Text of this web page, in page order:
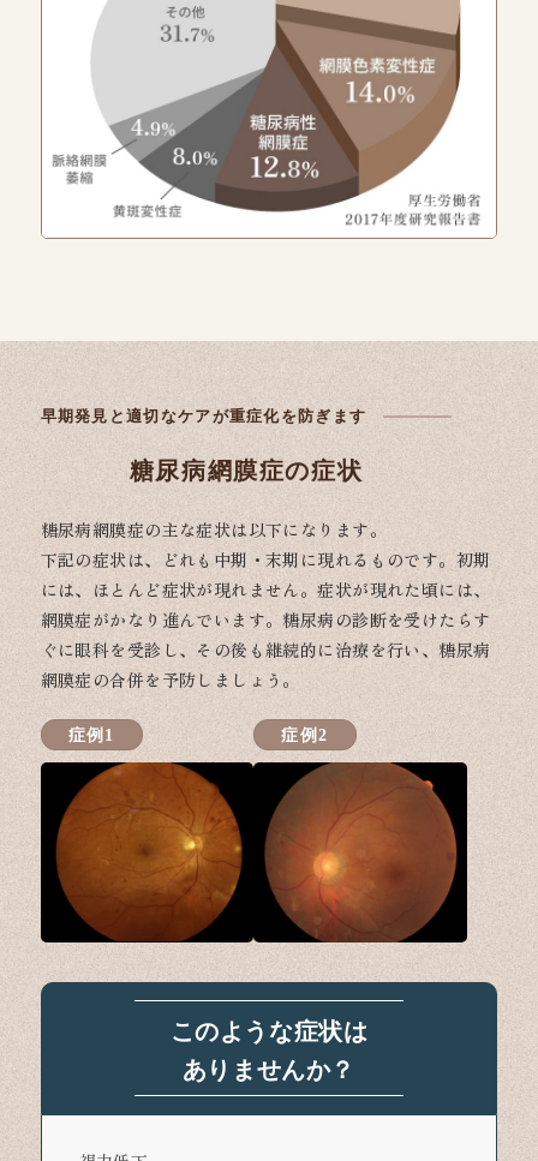
早期発見と適切なケアが重症化を防ぎます
糖尿病網膜症の症状
糖尿病網膜症の主な症状は以下になります。
下記の症状は、どれも中期・末期に現れるものです。初期
には、ほとんど症状が現れません。症状が現れた頃には、
網膜症がかなり進んでいます。糖尿病の診断を受けたらす
ぐに眼科を受診し、その後も継続的に治療を行い、糖尿病
網膜症の合併を予防しましょう。
症例1 症例2
このような症状は
ありませんか？